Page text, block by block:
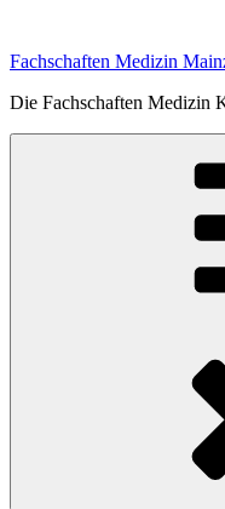
springen
Fachschaften Medizin
Die Fachschaften Medizin